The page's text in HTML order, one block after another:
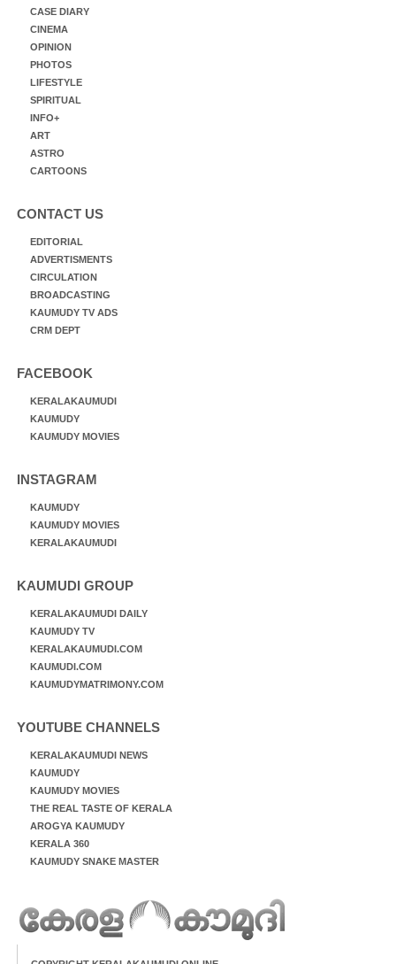
CASE DIARY
CINEMA
OPINION
PHOTOS
LIFESTYLE
SPIRITUAL
INFO+
ART
ASTRO
CARTOONS
CONTACT US
EDITORIAL
ADVERTISMENTS
CIRCULATION
BROADCASTING
KAUMUDY TV ADS
CRM DEPT
FACEBOOK
KERALAKAUMUDI
KAUMUDY
KAUMUDY MOVIES
INSTAGRAM
KAUMUDY
KAUMUDY MOVIES
KERALAKAUMUDI
KAUMUDI GROUP
KERALAKAUMUDI DAILY
KAUMUDY TV
KERALAKAUMUDI.COM
KAUMUDI.COM
KAUMUDYMATRIMONY.COM
YOUTUBE CHANNELS
KERALAKAUMUDI NEWS
KAUMUDY
KAUMUDY MOVIES
THE REAL TASTE OF KERALA
AROGYA KAUMUDY
KERALA 360
KAUMUDY SNAKE MASTER